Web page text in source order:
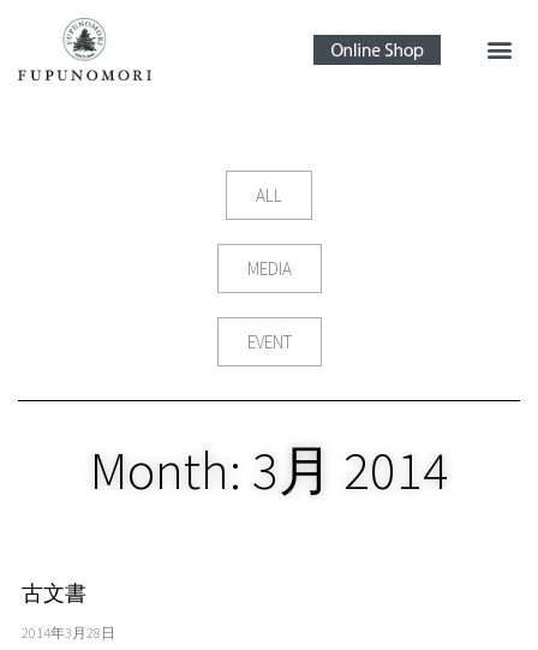
ALL
MEDIA
EVENT
Month: 3月 2014
古文書
2014年3月28日